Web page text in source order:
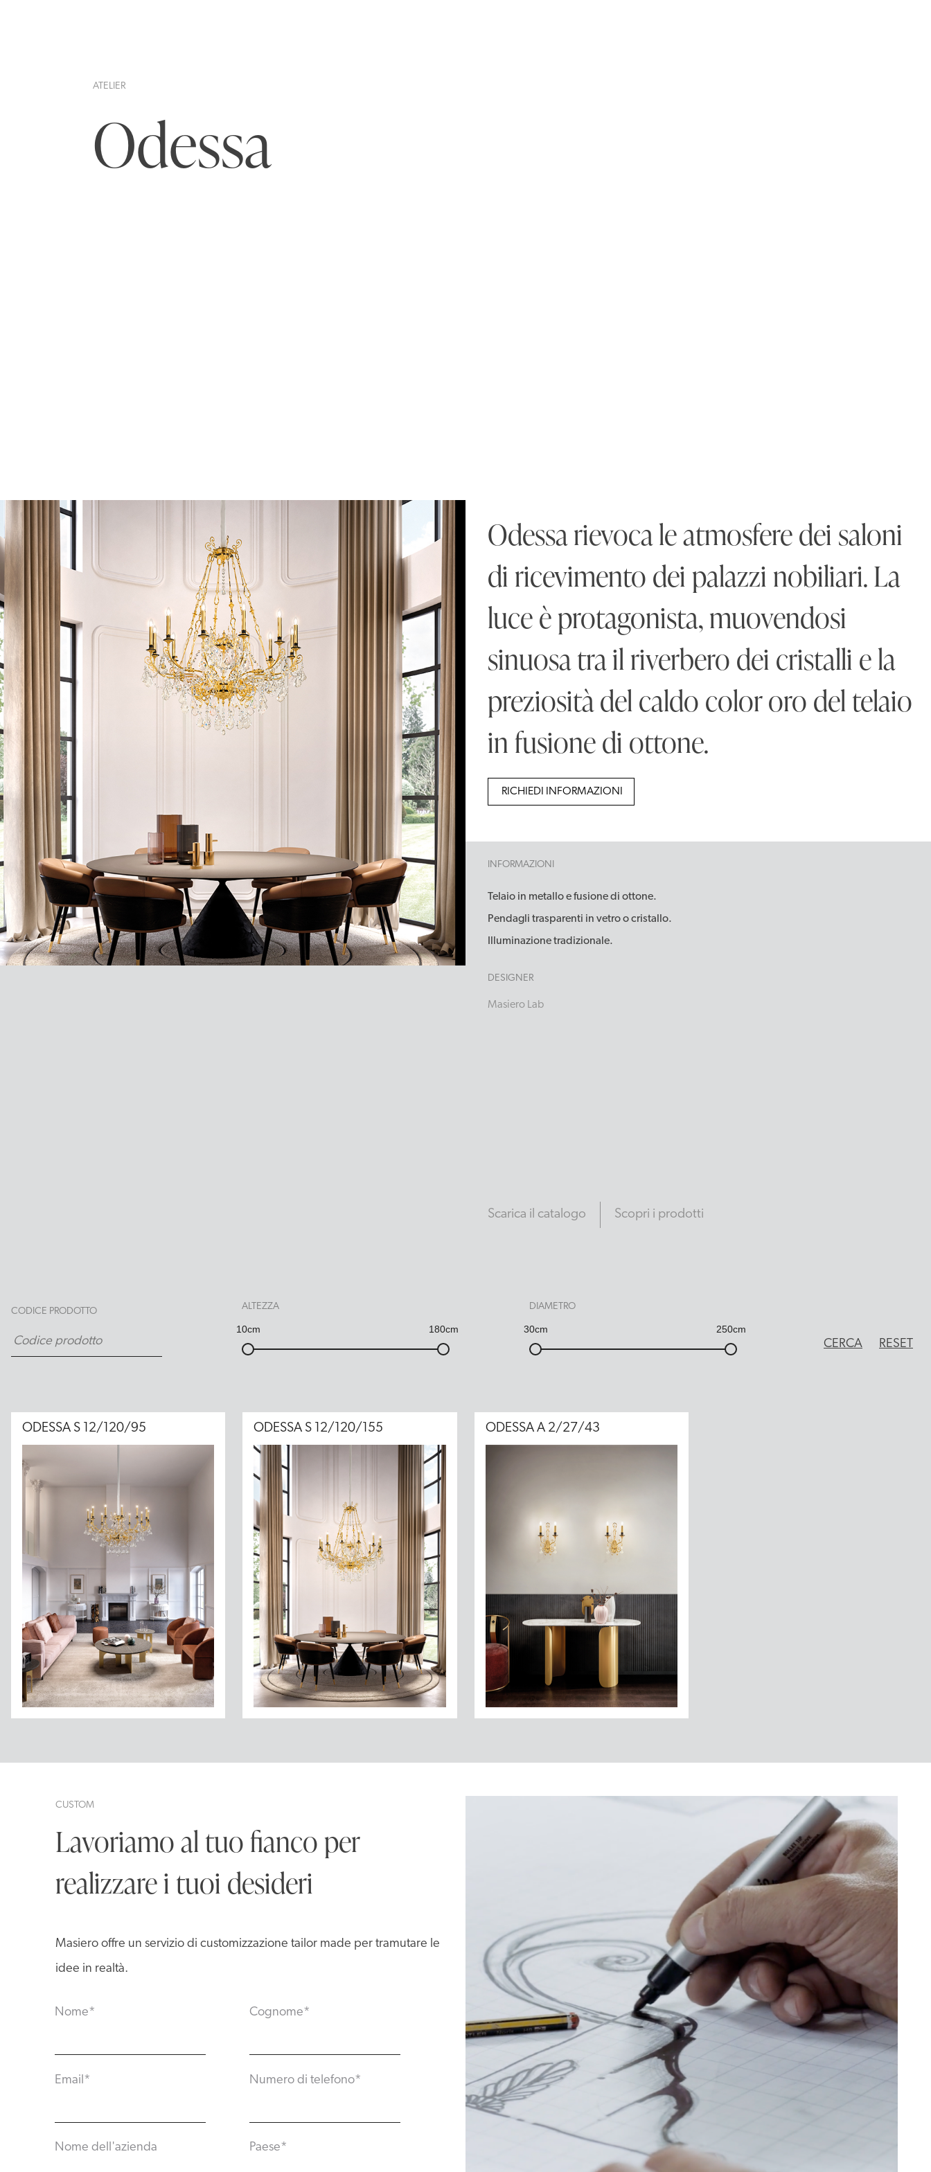
ATELIER
Odessa
Odessa rievoca le atmosfere dei saloni
di ricevimento dei palazzi nobiliari. La
luce è protagonista, muovendosi
sinuosa tra il riverbero dei cristalli e la
preziosità del caldo color oro del telaio
in fusione di ottone.
RICHIEDI INFORMAZIONI
INFORMAZIONI
Telaio in metallo e fusione di ottone.
Pendagli trasparenti in vetro o cristallo.
Illuminazione tradizionale.
DESIGNER
Masiero Lab
Scarica il catalogo Scopri i prodotti
CODICE PRODOTTO ALTEZZA
10cm 180cm
DIAMETRO
30cm 250cm
ODESSA S 12/120/95 ODESSA S 12/120/155 ODESSA A 2/27/43
CUSTOM
Lavoriamo al tuo fianco per
realizzare i tuoi desideri
Masiero offre un servizio di customizzazione tailor made per tramutare le
idee in realtà.
Nome* Cognome*
Email * Numero di telefono*
Nome dell'azienda Paese*